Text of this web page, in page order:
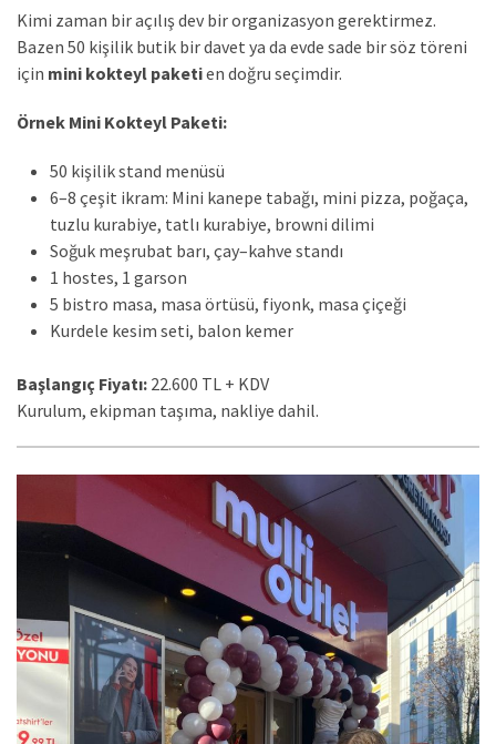
Kimi zaman bir açılış dev bir organizasyon gerektirmez.
Bazen 50 kişilik butik bir davet ya da evde sade bir söz töreni
için mini kokteyl paketien doğru seçimdir.
Örnek Mini Kokteyl Paketi:
50 kişilik stand menüsü
6–8 çeşit ikram: Mini kanepe tabağı, mini pizza, poğaça,
tuzlu kurabiye, tatlı kurabiye, browni dilimi
Soğuk meşrubat barı, çay–kahve standı
1 hostes, 1 garson
5 bistro masa, masa örtüsü, fiyonk, masa çiçeği
Kurdele kesim seti, balon kemer
Başlangıç Fiyatı: 22.600 TL + KDV
Kurulum, ekipman taşıma, nakliye dahil.